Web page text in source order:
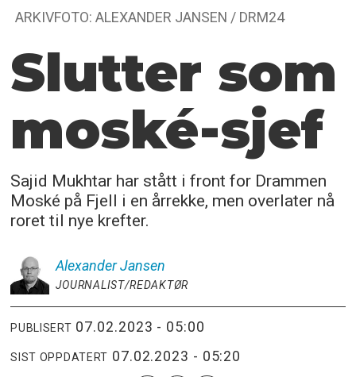
ARKIVFOTO: ALEXANDER JANSEN / DRM24
Slutter som
moské-sjef
Sajid Mukhtar har stått i front for Drammen
Moské på Fjell i en årrekke, men overlater nå
roret til nye krefter.
Alexander Jansen
JOURNALIST/REDAKTØR
PUBLISERT 07.02.2023 - 05:00
SIST OPPDATERT 07.02.2023 - 05:20